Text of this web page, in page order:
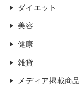
ダイエット
美容
健康
雑貨
メディア掲載商品